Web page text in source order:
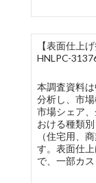
【表面仕上
HNLPC-
本調査資料
分析し、市
市場シェア
おける種類
（住宅用、
す。表面仕
で、一部カス